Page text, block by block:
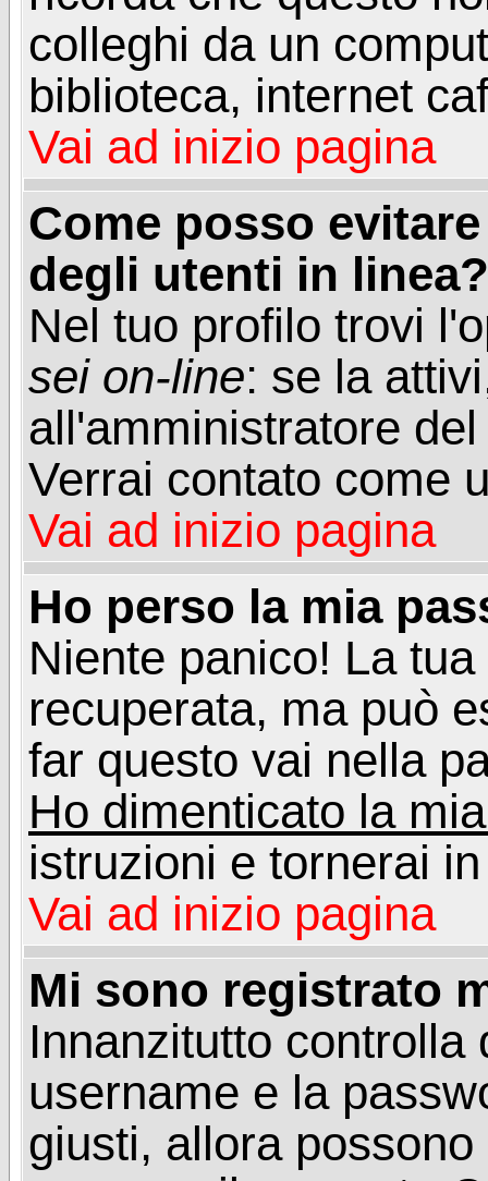
colleghi da un
biblioteca, internet
Vai ad inizio pagina
Come posso
degli utenti in linea?
Nel tuo profilo trovi
sei on-line: se la
all'amministratore
Verrai contato come
Vai ad inizio pagina
Ho perso la mia
Niente panico! La
recuperata, ma può
far questo vai nella
Ho dimenticato la
istruzioni e tornerai
Vai ad inizio pagina
Mi sono registrato
Innanzitutto controlla
username e la
giusti, allora